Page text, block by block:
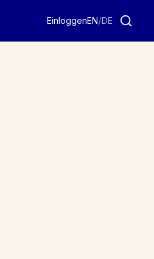
EinloggenEN/DE